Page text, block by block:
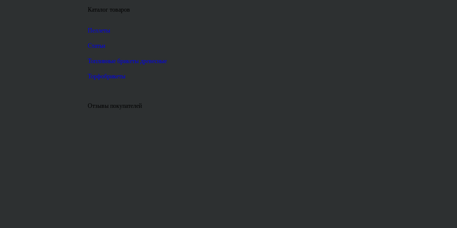
Каталог товаров
Пеллеты
Статьи
Топливные брикеты древесные
Торфобрикеты
Отзывы покупателей